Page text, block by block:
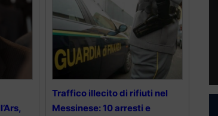
Traffico illecito di rifiuti nel
Messinese: 10 arresti e